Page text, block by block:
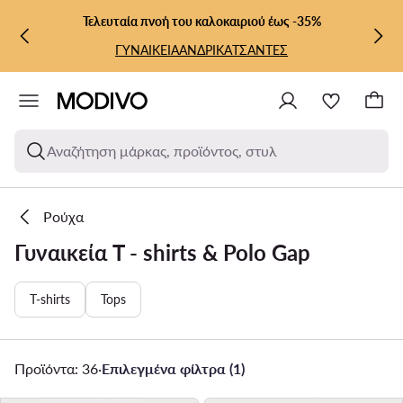
ΜΕΤΆΒΑΣΗ ΣΤΟ ΚΎΡΙΟ ΠΕΡΙΕΧΌΜΕΝΟ
ΜΕΤΆΒΑΣΗ ΣΤΗΝ ΑΝΑΖΉΤΗΣΗ
Τελευταία πνοή του καλοκαιριού έως -35%
ΓΥΝΑΙΚΕΙΑΑΝΔΡΙΚΑΤΣΑΝΤΕΣ
Αναζήτηση μάρκας, προϊόντος, στυλ
Ρούχα
Γυναικεία T - shirts & Polo Gap
T-shirts Tops
Προϊόντα: 36·Επιλεγμένα φίλτρα (1)